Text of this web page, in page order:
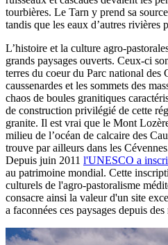
tourbières. Le Tarn y prend sa
tandis que les eaux d’autres rivières
L’histoire et la culture agro-
grands paysages ouverts. Ceux-ci
terres du coeur du Parc national des
caussenardes et les sommets des
chaos de boules granitiques
de construction privilégié de cette
granite. Il est vrai que le Mont
milieu de l’océan de calcaire des
trouve par ailleurs dans les
Depuis juin 2011 l'UNESCO a
au patrimoine mondial. Cette
culturels de l'agro-pastoralisme
consacre ainsi la valeur d'un site
a faconnées ces paysages depuis